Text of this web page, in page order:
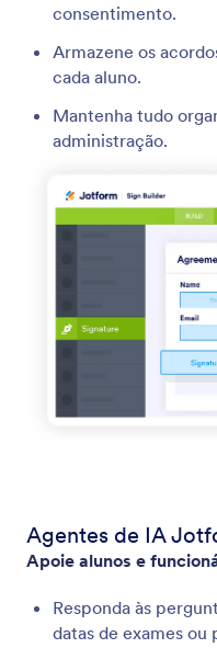
consentimento.
Armazene os
cada aluno.
Mantenha tudo
administração.
Agentes de IA
Apoie alunos e
Responda às
datas de exames ou